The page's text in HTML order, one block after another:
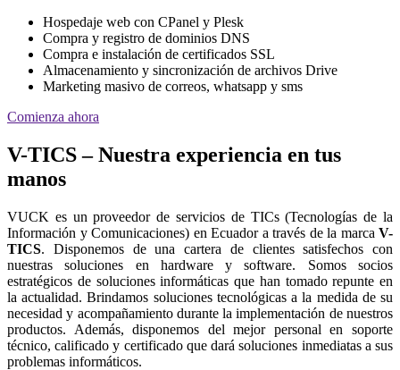
Hospedaje web con CPanel y Plesk
Compra y registro de dominios DNS
Compra e instalación de certificados SSL
Almacenamiento y sincronización de archivos Drive
Marketing masivo de correos, whatsapp y sms
Comienza ahora
V-TICS – Nuestra experiencia en tus
manos
VUCK es un proveedor de servicios de TICs (Tecnologías de la
Información y Comunicaciones) en Ecuador a través de la marca V-
TICS. Disponemos de una cartera de clientes satisfechos con
nuestras soluciones en hardware y software. Somos socios
estratégicos de soluciones informáticas que han tomado repunte en
la actualidad. Brindamos soluciones tecnológicas a la medida de su
necesidad y acompañamiento durante la implementación de nuestros
productos. Además, disponemos del mejor personal en soporte
técnico, calificado y certificado que dará soluciones inmediatas a sus
problemas informáticos.